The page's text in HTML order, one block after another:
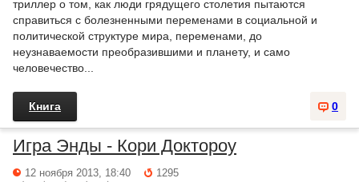
триллер о том, как люди грядущего столетия пытаются
справиться с болезненными переменами в социальной и
политической структуре мира, переменами, до
неузнаваемости преобразившими и планету, и само
человечество...
0
Книга
Игра Энды - Кори Доктороу
12 ноября 2013, 18:40 1295